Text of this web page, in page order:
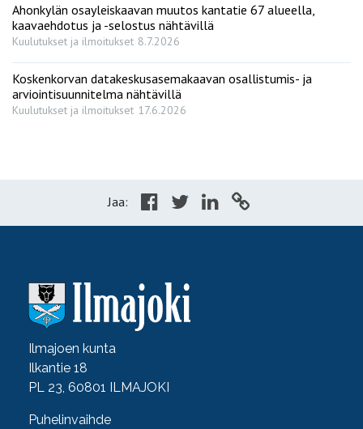
Ahonkylän osayleiskaavan muutos kantatie 67 alueella,
kaavaehdotus ja -selostus nähtävillä
Kuulutukset ja ilmoitukset 8.7.2026
Koskenkorvan datakeskusasemakaavan osallistumis- ja
arviointisuunnitelma nähtävillä
Kuulutukset ja ilmoitukset 17.6.2026
Jaa:
Ilmajoen kunta
Ilkantie 18
PL 23, 60801 ILMAJOKI
Puhelinvaihde